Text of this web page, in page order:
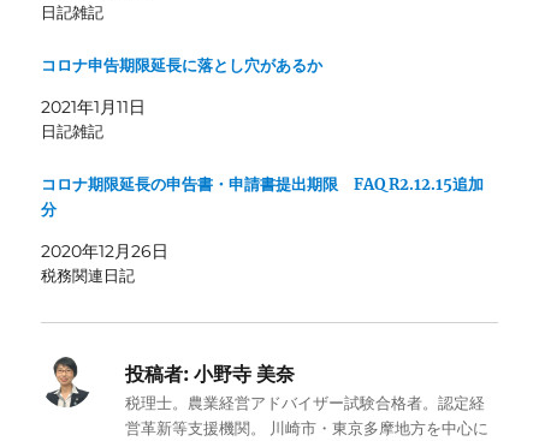
日記雑記
コロナ申告期限延長に落とし穴があるか
2021年1月11日
日記雑記
コロナ期限延長の申告書・申請書提出期限 FAQ R2.12.15追加
分
2020年12月26日
税務関連日記
投稿者: 小野寺 美奈
税理士。農業経営アドバイザー試験合格者。認定経
営革新等支援機関。 川崎市・東京多摩地方を中心に